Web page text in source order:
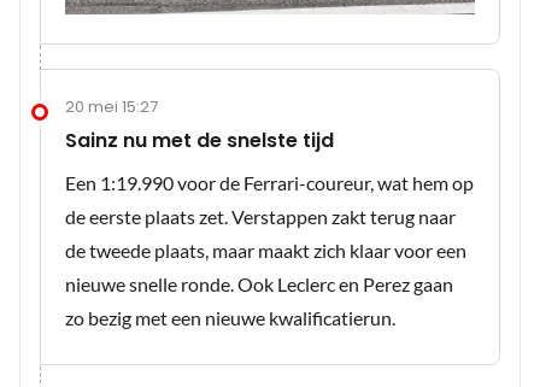
20 mei 15:27
Sainz nu met de snelste tijd
Een 1:19.990 voor de Ferrari-coureur, wat hem op
de eerste plaats zet. Verstappen zakt terug naar
de tweede plaats, maar maakt zich klaar voor een
nieuwe snelle ronde. Ook Leclerc en Perez gaan
zo bezig met een nieuwe kwalificatierun.